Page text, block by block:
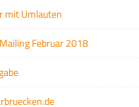
mit Umlauten
Februar 2018